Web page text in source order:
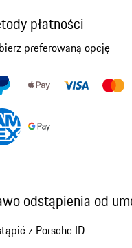
płatności
preferowaną opcję
odstąpienia od
z Porsche ID